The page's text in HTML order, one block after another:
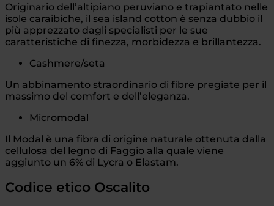
Originario dell’altipiano peruviano e trapiantato nelle
isole caraibiche, il sea island cotton è senza dubbio il
più apprezzato dagli specialisti per le sue
caratteristiche di finezza, morbidezza e brillantezza.
Cashmere/seta
Un abbinamento straordinario di fibre pregiate per il
massimo del comfort e dell’eleganza.
Micromodal
Il Modal è una fibra di origine naturale ottenuta dalla
cellulosa del legno di Faggio alla quale viene
aggiunto un 6% di Lycra o Elastam.
Codice etico Oscalito